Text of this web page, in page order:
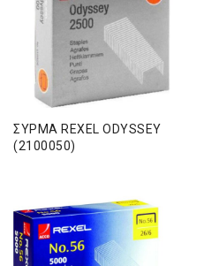
ΣΥΡΜΑ REXEL ODYSSEY
(2100050)